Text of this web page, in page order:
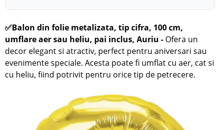
✅Balon din folie metalizata, tip cifra, 100 cm,
umflare aer sau heliu, pai inclus, Auriu - Ofera un
decor elegant si atractiv, perfect pentru aniversari sau
evenimente speciale. Acesta poate fi umflat cu aer, cat si
cu heliu, fiind potrivit pentru orice tip de petrecere.